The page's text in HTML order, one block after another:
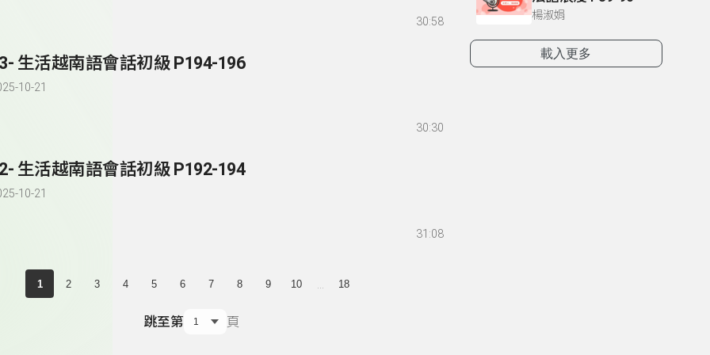
30:58
生活越南語會話初級 P194-196
10-21
30:30
生活越南語會話初級 P192-194
10-21
31:08
1 2 3 4 5 6 7 8 9 10 18
跳至第 頁
楊淑娟
載入更多